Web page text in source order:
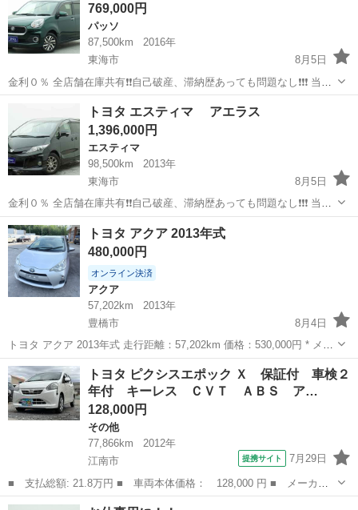
ミラー ＡＴ 衝...769,000円
パッソ
87,500km
2016年
東海市
8月5日
金利０％ 全店舗在庫共有❗️❗️自己破産、滞納歴あっても問題なし❗️❗️❗️ 当店
の自社ローンは 👉審査通過率95％❗️ さらに… 👉総額150万円までのお
車なら【頭金0円OK】✨ 「今は無理かも…」と...
パッソ
トヨタ エスティマ アエラス
1,396,000円
エスティマ
98,500km
2013年
東海市
8月5日
金利０％ 全店舗在庫共有❗️❗️自己破産、滞納歴あっても問題なし❗️❗️❗️ 当店
の自社ローンは 👉審査通過率95％❗️ さらに… 👉総額150万円までのお
車なら【頭金0円OK】✨ 「今は無理かも…」と...
愛知 東海市 エスティマ
トヨタ アクア 2013年式
480,000円
オンライン決済
アクア
57,202km
2013年
豊橋市
8月4日
トヨタ アクア 2013年式 走行距離：57,202km 価格：530,000円 * メン
テナンス良好 * 色あせなし * 凹みなし * すぐに乗れます 安心してご購
入ください。きれいで信頼できる車です。 ご購入を真...
愛知 豊橋市 アクア
トヨタ ピクシスエポック Ｘ 保証付 車検２
年付 キーレス ＣＶＴ ＡＢＳ ア…
128,000円
その他
77,866km
2012年
江南市
提携サイト 7月29日
■ 支払総額: 21.8万円 ■ 車両本体価格： 128,000 円 ■ メーカー
名： トヨタ ■ 車種名： ピクシスエポック ■ グレード名：
愛知 江南市 その他